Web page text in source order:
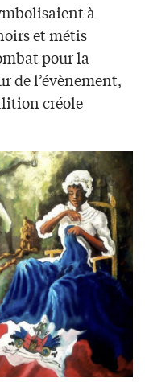
à
et métis
pour la
de l’évènement,
créole